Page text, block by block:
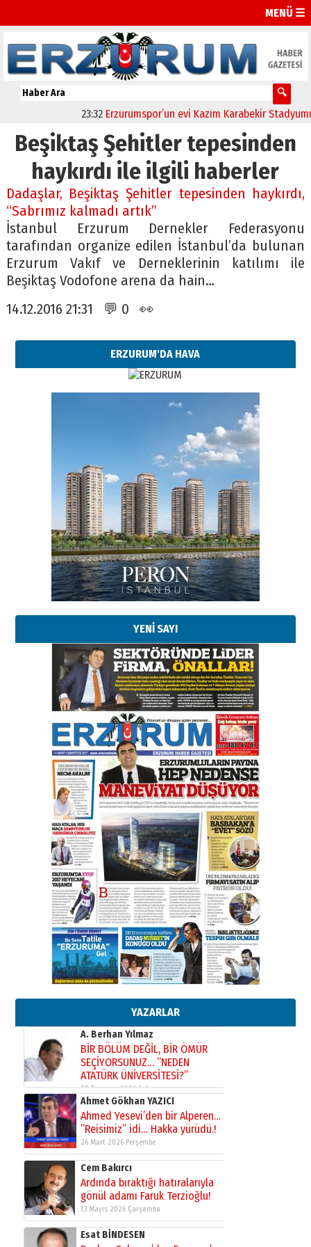
MENÜ ☰
23:32 Erzurumspor’un evi Kazım Karabekir Stadyumu
Beşiktaş Şehitler tepesinden
haykırdı ile ilgili haberler
Dadaşlar, Beşiktaş Şehitler tepesinden haykırdı,
“Sabrımız kalmadı artık”
İstanbul Erzurum Dernekler Federasyonu
tarafından organize edilen İstanbul’da bulunan
Erzurum Vakıf ve Derneklerinin katılımı ile
Beşiktaş Vodofone arena da hain…
14.12.2016 21:31 💬 0 👀
ERZURUM'DA HAVA
YENİ SAYI
YAZARLAR
Esat BİNDESEN
Başkan Sekmen’den Erzurum’a
bir vizyon proje daha!
02 Ağustos 2026 Pazar
Kadir SABUNCUOĞLU
Erzurumspor’un köşe taşları
29 Haziran 2026 Pazartesi
Kenan GÜLERCİ
Murat Şahsuvaroğlu ERKON’da
çıtayı yukarı taşırken,
yönetimdekiler aşağı
çekmemeli!
17 Şubat 2026 SalıOrhan BOZKURT
Bir fotoğraf, bir şehir, bir
A. Berhan Yılmaz
BİR BÖLÜM DEĞİL, BİR ÖMÜR
SEÇİYORSUNUZ… “NEDEN
ATATÜRK ÜNİVERSİTESİ?”
28 Temmuz 2026 Salı
Ahmet Gökhan YAZICI
Ahmed Yesevi’den bir Alperen…
”Reisimiz” idi… Hakka yürüdü.!
26 Mart 2026 Perşembe
Cem Bakırcı
Ardında bıraktığı hatıralarıyla
gönül adamı Faruk Terzioğlu!
13 Mayıs 2026 Çarşamba
Esat BİNDESEN